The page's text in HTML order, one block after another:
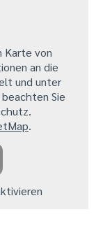
Karte von
an die
und unter
Sie
.